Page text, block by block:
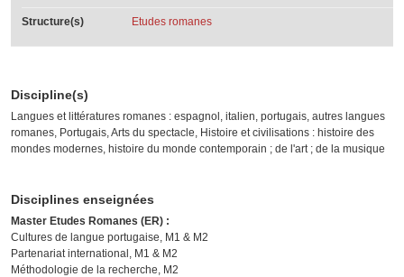
Structure(s) Etudes romanes
Discipline(s)
Langues et littératures romanes : espagnol, italien, portugais, autres langues
romanes, Portugais, Arts du spectacle, Histoire et civilisations : histoire des
mondes modernes, histoire du monde contemporain ; de l'art ; de la musique
Disciplines enseignées
Master Etudes Romanes (ER) :
Cultures de langue portugaise, M1 & M2
Partenariat international, M1 & M2
Méthodologie de la recherche, M2